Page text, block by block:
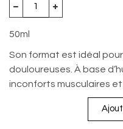
50ml
Son format est idéal
douloureuses. À base
inconforts musculaires